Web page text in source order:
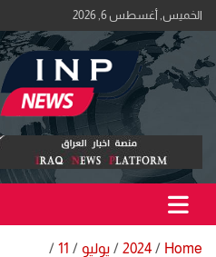
Skip
to
content
الخميس, أغسطس 6, 2026
منصة اخبار العراق
اكبر منصة خبرية في العراق |
Home
2024 يوليو
11